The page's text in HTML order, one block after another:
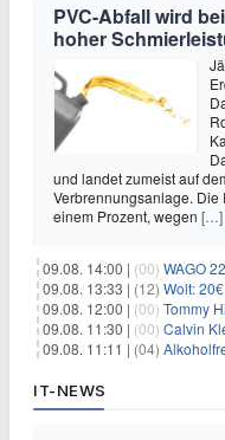
PVC-Abfall wird
hoher
und landet zumeist auf
Verbrennungsanlage. Die
einem Prozent, wegen […]
09.08. 14:00 | (00) WAGO 221-
09.08. 13:33 | (12) Wolt: 20€
09.08. 12:00 | (00) Tommy
09.08. 11:30 | (00) Calvin
09.08. 11:11 | (04) Alkoholfreies
IT-NEWS